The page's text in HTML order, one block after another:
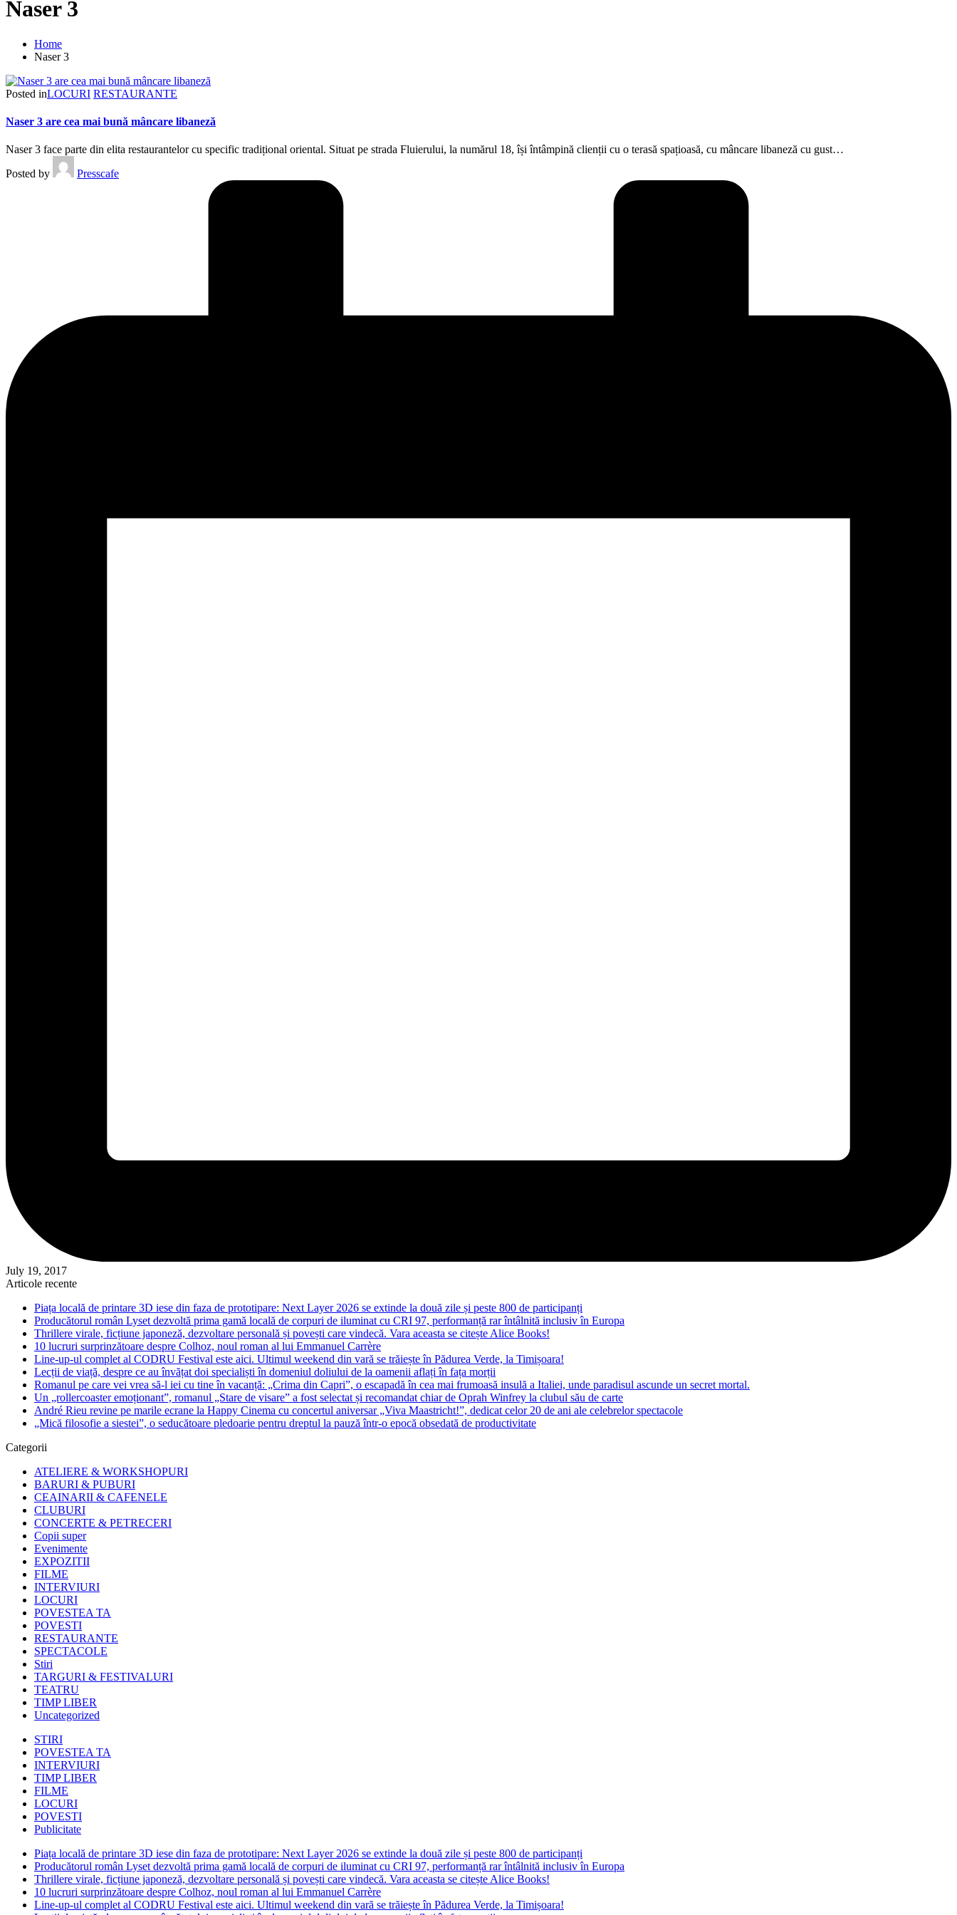
Naser 3
Home
Naser 3
Posted inLOCURI RESTAURANTE
Naser 3 are cea mai bună mâncare libaneză
Naser 3 face parte din elita restaurantelor cu specific tradițional oriental. Situat pe strada Fluierului, la numărul 18, își întâmpină clienții cu o terasă spațioasă, cu mâncare libaneză cu gust…
Posted by
Presscafe
July 19, 2017
Articole recente
Piața locală de printare 3D iese din faza de prototipare: Next Layer 2026 se extinde la două zile și peste 800 de participanți
Producătorul român Lyset dezvoltă prima gamă locală de corpuri de iluminat cu CRI 97, performanță rar întâlnită inclusiv în Europa
Thrillere virale, ficțiune japoneză, dezvoltare personală și povești care vindecă. Vara aceasta se citește Alice Books!
10 lucruri surprinzătoare despre Colhoz, noul roman al lui Emmanuel Carrère
Line-up-ul complet al CODRU Festival este aici. Ultimul weekend din vară se trăiește în Pădurea Verde, la Timișoara!
Lecții de viață, despre ce au învățat doi specialiști în domeniul doliului de la oamenii aflați în fața morții
Romanul pe care vei vrea să-l iei cu tine în vacanță: „Crima din Capri”, o escapadă în cea mai frumoasă insulă a Italiei, unde paradisul ascunde un secret mortal.
Un „rollercoaster emoționant”, romanul „Stare de visare” a fost selectat și recomandat chiar de Oprah Winfrey la clubul său de carte
André Rieu revine pe marile ecrane la Happy Cinema cu concertul aniversar „Viva Maastricht!”, dedicat celor 20 de ani ale celebrelor spectacole
„Mică filosofie a siestei”, o seducătoare pledoarie pentru dreptul la pauză într-o epocă obsedată de productivitate
Categorii
ATELIERE & WORKSHOPURI
BARURI & PUBURI
CEAINARII & CAFENELE
CLUBURI
CONCERTE & PETRECERI
Copii super
Evenimente
EXPOZITII
FILME
INTERVIURI
LOCURI
POVESTEA TA
POVESTI
RESTAURANTE
SPECTACOLE
Stiri
TARGURI & FESTIVALURI
TEATRU
TIMP LIBER
Uncategorized
STIRI
POVESTEA TA
INTERVIURI
TIMP LIBER
FILME
LOCURI
POVESTI
Publicitate
Piața locală de printare 3D iese din faza de prototipare: Next Layer 2026 se extinde la două zile și peste 800 de participanți
Producătorul român Lyset dezvoltă prima gamă locală de corpuri de iluminat cu CRI 97, performanță rar întâlnită inclusiv în Europa
Thrillere virale, ficțiune japoneză, dezvoltare personală și povești care vindecă. Vara aceasta se citește Alice Books!
10 lucruri surprinzătoare despre Colhoz, noul roman al lui Emmanuel Carrère
Line-up-ul complet al CODRU Festival este aici. Ultimul weekend din vară se trăiește în Pădurea Verde, la Timișoara!